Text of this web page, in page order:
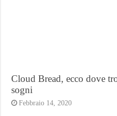
Cloud Bread, ecco dove
sogni
Febbraio 14, 2020